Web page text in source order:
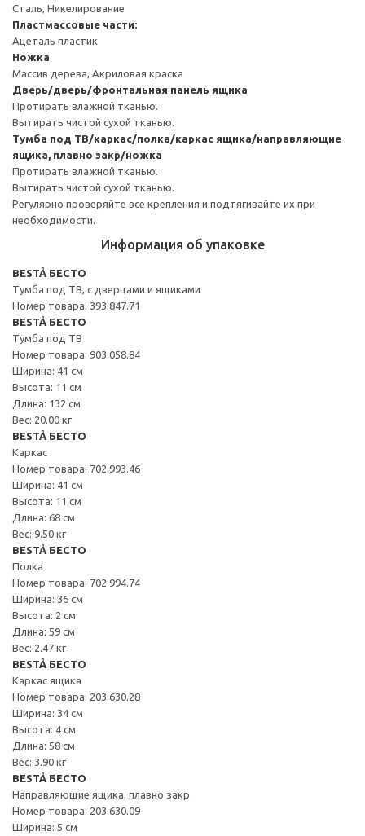
Сталь, Никелирование
Пластмассовые части:
Ацеталь пластик
Ножка
Массив дерева, Акриловая краска
Дверь/дверь/фронтальная панель ящика
Протирать влажной тканью.
Вытирать чистой сухой тканью.
Тумба под ТВ/каркас/полка/каркас ящика/направляющие
ящика, плавно закр/ножка
Протирать влажной тканью.
Вытирать чистой сухой тканью.
Регулярно проверяйте все крепления и подтягивайте их при
необходимости.
Информация об упаковке
BESTÅ БЕСТО
Тумба под ТВ, с дверцами и ящиками
Номер товара: 393.847.71
BESTÅ БЕСТО
Тумба под ТВ
Номер товара: 903.058.84
Ширина: 41 см
Высота: 11 см
Длина: 132 см
Вес: 20.00 кг
BESTÅ БЕСТО
Каркас
Номер товара: 702.993.46
Ширина: 41 см
Высота: 11 см
Длина: 68 см
Вес: 9.50 кг
BESTÅ БЕСТО
Полка
Номер товара: 702.994.74
Ширина: 36 см
Высота: 2 см
Длина: 59 см
Вес: 2.47 кг
BESTÅ БЕСТО
Каркас ящика
Номер товара: 203.630.28
Ширина: 34 см
Высота: 4 см
Длина: 58 см
Вес: 3.90 кг
BESTÅ БЕСТО
Направляющие ящика, плавно закр
Номер товара: 203.630.09
Ширина: 5 см